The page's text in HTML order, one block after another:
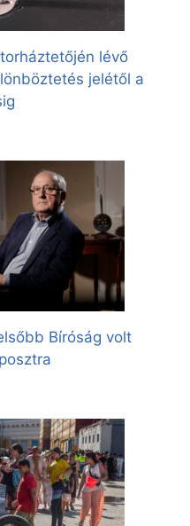
lévő
jelétől a
Bíróság volt